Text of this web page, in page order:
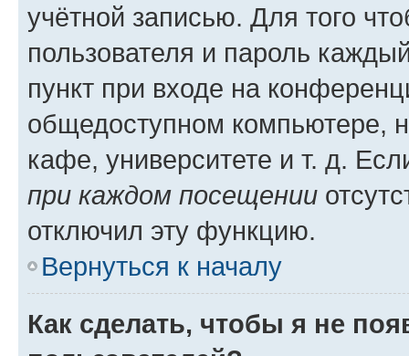
учётной записью. Для того
пользователя и пароль
пункт при входе на
общедоступном компьютере,
кафе, университете и т. д.
при каждом посещении
отключил эту функцию.
Вернуться к началу
Как сделать, чтобы я не